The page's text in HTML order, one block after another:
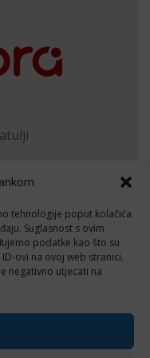
tehnologije poput kolačića
Suglasnost s ovim
podatke kao što su
ovi na ovoj web stranici.
negativno utjecati na